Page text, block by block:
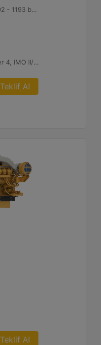
660 - 1600 bhp (492 - 1193 bkW)
U.S. EPA Tier 3/ Tier 4, IMO II/III, EU Stage V
Teklif Al
Teklif Al